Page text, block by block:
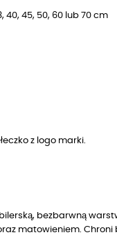
40, 45, 50, 60 lub 70 cm
z logo marki.
bezbarwną
matowieniem.